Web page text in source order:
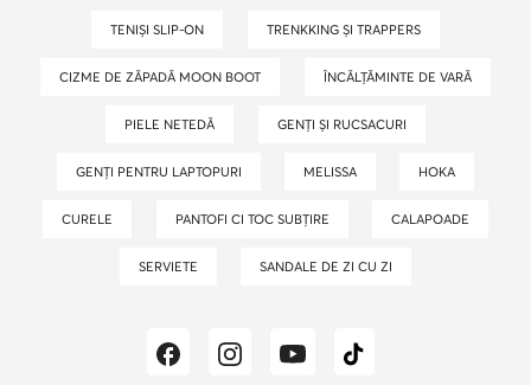
TENIȘI SLIP-ON TRENKKING ȘI TRAPPERS
CIZME DE ZĂPADĂ MOON BOOT ÎNCĂLȚĂMINTE DE VARĂ
PIELE NETEDĂ GENȚI ȘI RUCSACURI
GENȚI PENTRU LAPTOPURI MELISSA HOKA
CURELE PANTOFI CI TOC SUBȚIRE CALAPOADE
SERVIETE SANDALE DE ZI CU ZI